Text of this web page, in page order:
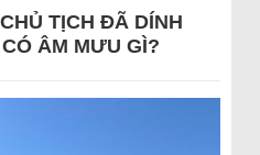
TỊCH ĐÃ DÍNH
ÂM MƯU GÌ?